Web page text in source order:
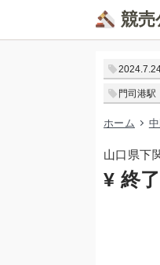
競売
門司港駅
ホーム
山口県下
¥ 終